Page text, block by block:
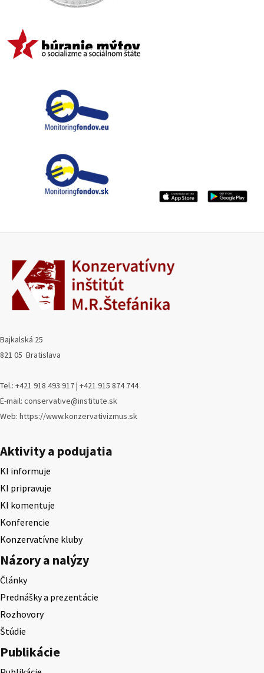
Bajkalská 25
821 05 Bratislava
Tel.: +421 918 493 917 | +421 915 874 744
E-mail: conservative@institute.sk
Web: https://www.konzervativizmus.sk
Aktivity a podujatia
KI informuje
KI pripravuje
KI komentuje
Konferencie
Konzervatívne kluby
Názory a nalýzy
Články
Prednášky a prezentácie
Rozhovory
Štúdie
Publikácie